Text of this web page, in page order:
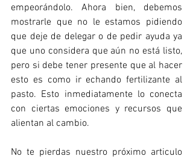
empeorándolo. Ahora bien, debemos
mostrarle que no le estamos pidiendo
que deje de delegar o de pedir ayuda ya
que uno considera que aún no está listo,
pero si debe tener presente que al hacer
esto es como ir echando fertilizante al
pasto. Esto inmediatamente lo conecta
con ciertas emociones y recursos que
alientan al cambio.
No te pierdas nuestro próximo articulo